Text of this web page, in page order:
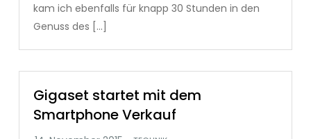
kam ich ebenfalls für knapp 30 Stunden in den
Genuss des […]
Gigaset startet mit dem
Smartphone Verkauf